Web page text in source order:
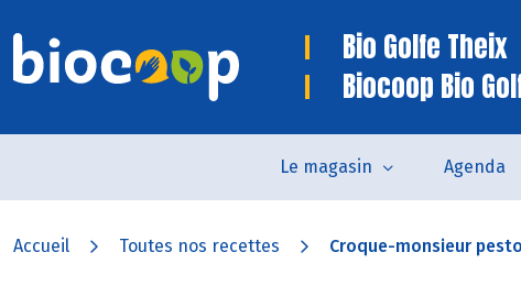
Bio Golfe Theix
Biocoop Bio
Le magasin Agenda
Accueil Toutes nos recettes Croque-monsieur